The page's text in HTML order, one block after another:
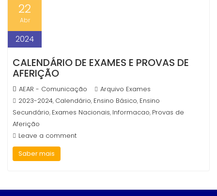
22
Abr
2024
CALENDÁRIO DE EXAMES E PROVAS DE
AFERIÇÃO
AEAR - Comunicação
Arquivo Exames
2023-2024, Calendário, Ensino Básico, Ensino
Secundário, Exames Nacionais, Informacao, Provas de
Aferição
Leave a comment
Saber mais